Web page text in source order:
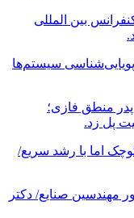
بین المللی
سیستم‌ها
منطق فازی؛
پل زد.
اما با رشد سریع/
مهندسین صنایع/ دکتر